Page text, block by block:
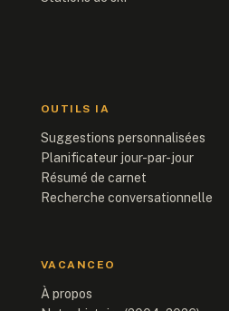
OUTILS IA
Suggestions personnalisées
Planificateur jour-par-jour
Résumé de carnet
Recherche conversationnelle
VACANCEO
À propos